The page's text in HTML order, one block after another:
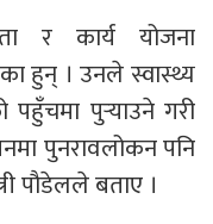
र कार्य योजना
हुन् । उनले स्वास्थ्य
पहुँचमा पुर्‍याउने गरी
पुनरावलोकन पनि
पौडेलले बताए ।